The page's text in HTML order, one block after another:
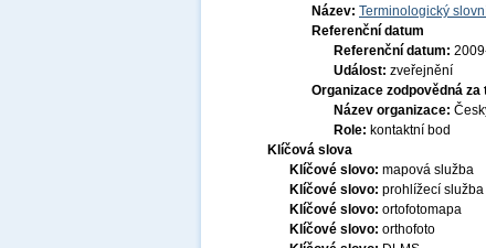
Název: Terminologický
Referenční datum
Referenční datum:
Událost: zveřejnění
Organizace zodpovědná za
Název organizace:
Role: kontaktní bod
Klíčová slova
Klíčové slovo: mapová služba
Klíčové slovo: prohlížecí služba
Klíčové slovo: ortofotomapa
Klíčové slovo: orthofoto